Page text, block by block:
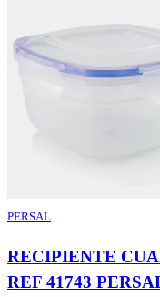
PERSAL
RECIPIENTE
REF 41743